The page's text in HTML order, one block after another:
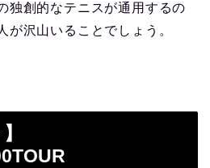
独創的なテニスが通用するの
が沢山いることでしょう。